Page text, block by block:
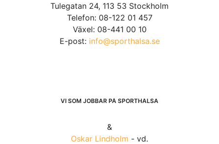
Tulegatan 24, 113 53 Stockholm
Telefon: 08-122 01 457
Växel: 08-441 00 10
E-post: info@sporthalsa.se
VI SOM JOBBAR PÅ SPORTHÄLSA
&
Oskar Lindholm - vd.